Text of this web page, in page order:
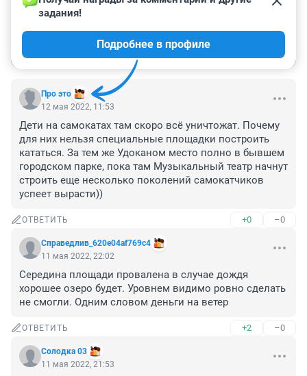
Про это
задания!
Подробнее в профиле
12 мая 2022, 11:53
Дети на самокатах там скоро всё уничтожат. Почему
для них нельзя специальные площадки построить
кататься. За тем же Удоканом место полно в бывшем
городском парке, пока там Музыкальный театр начнут
строить еще несколько поколений самокатчиков
успеет вырасти))
ОТВЕТИТЬ +0 –0
Справедлив_620e04af769c4
11 мая 2022, 22:02
Середина площади провалена в случае дождя
хорошее озеро будет. Уровнем видимо ровно сделать
не смогли. Одним словом деньги на ветер
ОТВЕТИТЬ +2 –0
Солодка 03
11 мая 2022, 21:53